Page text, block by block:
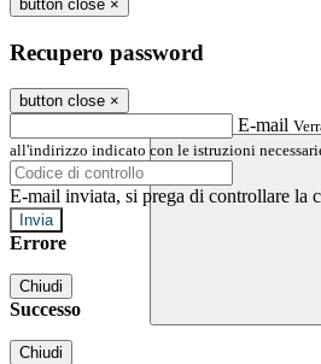
button close ×
Recupero password
button close ×
E-mail
all'indirizzo indicato con le istruzioni
E-mail inviata, si prega di controllare la
Errore
Chiudi
Successo
Chiudi